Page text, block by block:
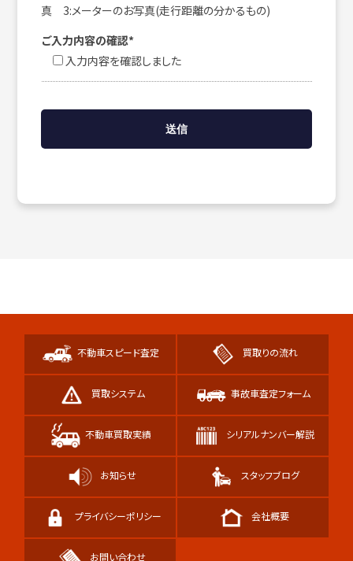
真 3:メーターのお写真(走行距離の分かるもの)
ご入力内容の確認*
入力内容を確認しました
不動車スピード査定 買取りの流れ
買取システム 事故車査定フォーム
不動車買取実績 シリアルナンバー解説
お知らせ スタッフブログ
プライバシーポリシー 会社概要
お問い合わせ